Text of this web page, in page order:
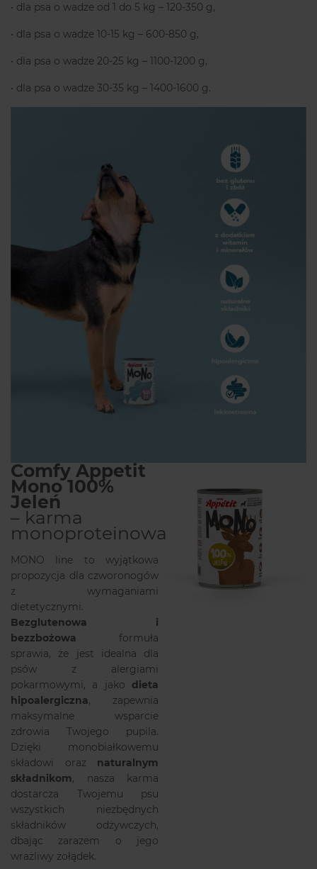
• dla psa o wadze od 1 do 5 kg – 120-350 g,
• dla psa o wadze 10-15 kg – 600-850 g,
• dla psa o wadze 20-25 kg – 1100-1200 g,
• dla psa o wadze 30-35 kg – 1400-1600 g.
Comfy Appetit
Mono 100%
Jeleń
– karma
monoproteinowa
MONO line to wyjątkowa
propozycja dla czworonogów
z wymaganiami
dietetycznymi.
Bezglutenowa i
bezzbożowa formuła
sprawia, że jest idealna dla
psów z alergiami
pokarmowymi, a jako dieta
hipoalergiczna, zapewnia
maksymalne wsparcie
zdrowia Twojego pupila.
Dzięki monobiałkowemu
składowi oraz naturalnym
składnikom, nasza karma
dostarcza Twojemu psu
wszystkich niezbędnych
składników odżywczych,
dbając zarazem o jego
wrażliwy żołądek.